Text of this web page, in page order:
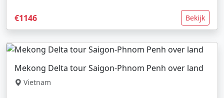
€1146 Bekijk
Mekong Delta tour Saigon-Phnom Penh over land
Vietnam